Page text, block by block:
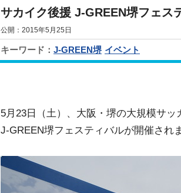
サカイク後援 J-GREEN堺フェス
公開：2015年5月25日
キーワード： J-GREEN堺 イベント
5月23日（土）、大阪・堺の大規模サ
J-GREEN堺フェスティバルが開催され